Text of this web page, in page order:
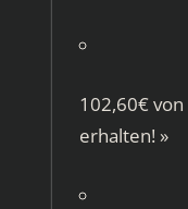
102,60€ von
erhalten! »